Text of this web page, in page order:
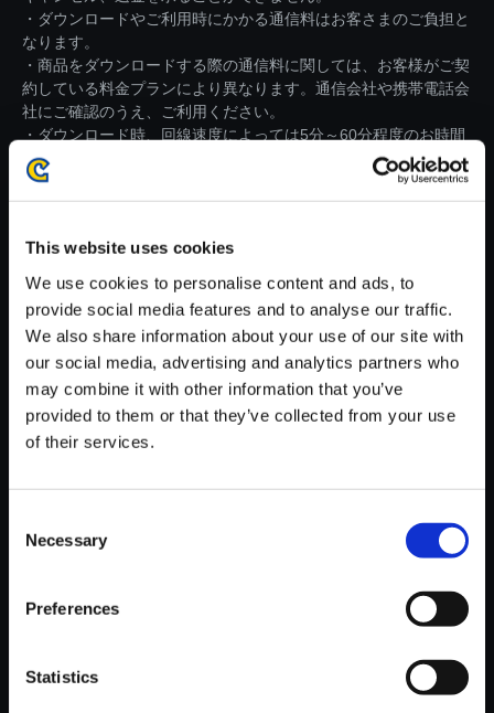
This website uses cookies
We use cookies to personalise content and ads, to
provide social media features and to analyse our traffic.
We also share information about your use of our site with
our social media, advertising and analytics partners who
may combine it with other information that you’ve
provided to them or that they’ve collected from your use
of their services.
Selection
Necessary
Preferences
Statistics
・ダウンロードやご利用時にかかる通信料はお客さまのご負担と
なります。
・商品をダウンロードする際の通信料に関しては、お客様がご契
約している料金プランにより異なります。通信会社や携帯電話会
社にご確認のうえ、ご利用ください。
・ダウンロード時、回線速度によっては5分～60分程度のお時間
がかかる場合がございます。
※ご購入いただいたファイルのダウンロードの際には、通信環境
が安定しているWifi環境でお試しください。
【単曲】逆転裁判6 オリジナ
ル・サウンドトラック 追憶 ～最
後の語らい
おすすめ商品